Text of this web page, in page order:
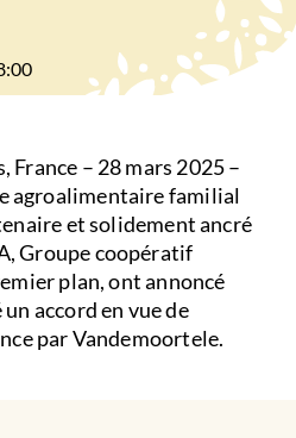
France – 28 mars 2025 –
agroalimentaire familial
et solidement ancré
Groupe coopératif
plan, ont annoncé
accord en vue de
par Vandemoortele.